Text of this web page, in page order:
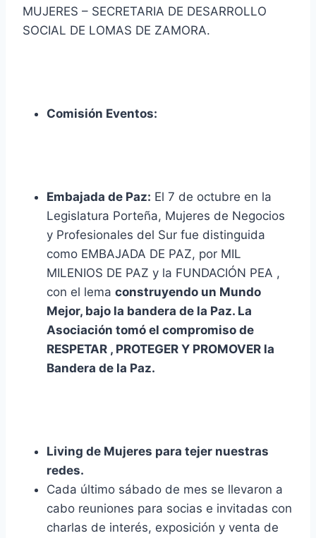
MUJERES – SECRETARIA DE DESARROLLO
SOCIAL DE LOMAS DE ZAMORA.
Comisión Eventos:
Embajada de Paz: El 7 de octubre en la
Legislatura Porteña, Mujeres de Negocios
y Profesionales del Sur fue distinguida
como EMBAJADA DE PAZ, por MIL
MILENIOS DE PAZ y la FUNDACIÓN PEA ,
con el lema construyendo un Mundo
Mejor, bajo la bandera de la Paz. La
Asociación tomó el compromiso de
RESPETAR , PROTEGER Y PROMOVER la
Bandera de la Paz.
Living de Mujeres para tejer nuestras
redes.
Cada último sábado de mes se llevaron a
cabo reuniones para socias e invitadas con
charlas de interés, exposición y venta de